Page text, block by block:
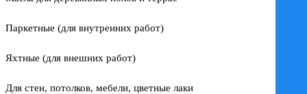
Паркетные (для внутренних работ)
Яхтные (для внешних работ)
Для стен, потолков, мебели, цветные лаки